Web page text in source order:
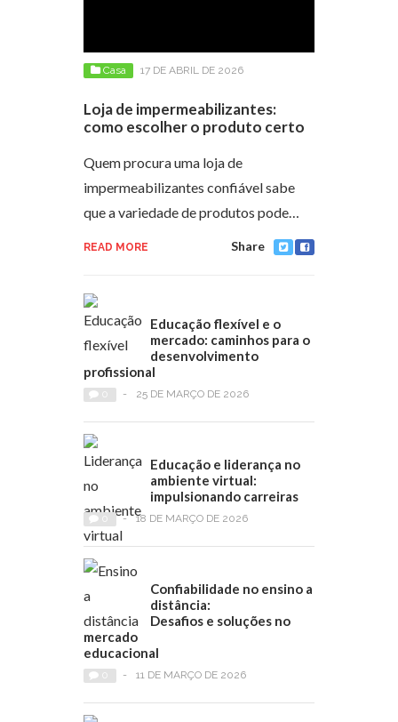
Casa 17 DE ABRIL DE 2026
Loja de impermeabilizantes:
como escolher o produto certo
Quem procura uma loja de
impermeabilizantes confiável sabe
que a variedade de produtos pode…
READ MORE Share
Educação flexível e o
mercado: caminhos para o
desenvolvimento
profissional
- 25 DE MARÇO DE 2026
Educação e liderança no
ambiente virtual:
impulsionando carreiras
- 18 DE MARÇO DE 2026
Confiabilidade no ensino a
distância:
Desafios e soluções no
mercado
educacional
- 11 DE MARÇO DE 2026